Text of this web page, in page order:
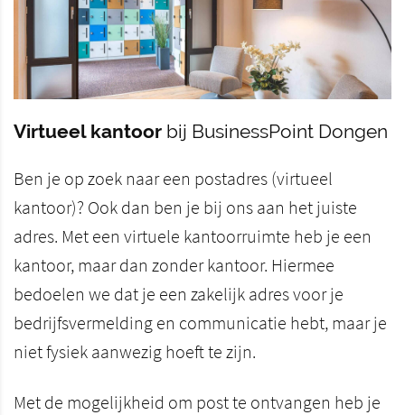
Virtueel kantoor bij BusinessPoint Dongen
Ben je op zoek naar een postadres (virtueel
kantoor)? Ook dan ben je bij ons aan het juiste
adres. Met een virtuele kantoorruimte heb je een
kantoor, maar dan zonder kantoor. Hiermee
bedoelen we dat je een zakelijk adres voor je
bedrijfsvermelding en communicatie hebt, maar je
niet fysiek aanwezig hoeft te zijn.
Met de mogelijkheid om post te ontvangen heb je